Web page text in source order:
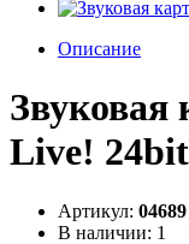
Описание
Звуковая
Live!
Артикул: 04689
В наличии: 1